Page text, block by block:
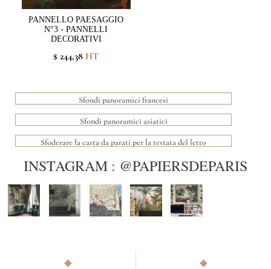
PANNELLO PAESAGGIO
N°3 - PANNELLI
DECORATIVI
$ 244,38 HT
Sfondi panoramici francesi
Sfondi panoramici asiatici
Sfoderare la carta da parati per la testata del letto
INSTAGRAM : @PAPIERSDEPARIS